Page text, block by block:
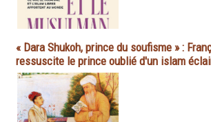
« Dara Shukoh, prince du soufisme » :
ressuscite le prince oublié d'un islam